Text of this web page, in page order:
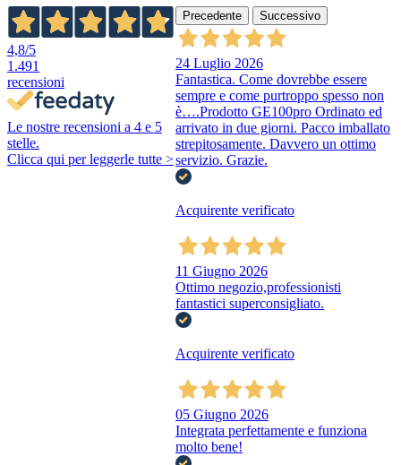
4,8/5
1.491
recensioni
Le nostre recensioni a 4 e 5
stelle.
Clicca qui per leggerle tutte >
Precedente Successivo
24 Luglio 2026
Fantastica. Come dovrebbe essere
sempre e come purtroppo spesso non
è….Prodotto GE100pro Ordinato ed
arrivato in due giorni. Pacco imballato
strepitosamente. Davvero un ottimo
servizio. Grazie.
Acquirente verificato
11 Giugno 2026
Ottimo negozio,professionisti
fantastici superconsigliato.
Acquirente verificato
05 Giugno 2026
Integrata perfettamente e funziona
molto bene!